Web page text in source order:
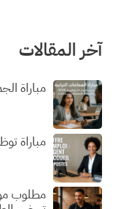
آخر المقالات
مباراة
مباراة توظيف 40 عون
مطلوب